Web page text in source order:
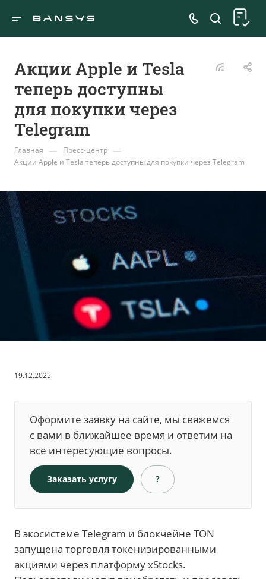
Акции Apple и Tesla
теперь доступны
для покупки через
Telegram
Главная — Пресс-центр —
Акции Apple и Tesla теперь доступны для покупки через Telegram
19.12.2025
Оформите заявку на сайте, мы свяжемся
с вами в ближайшее время и ответим на
все интересующие вопросы.
Заказать услугу ?
В экосистеме Telegram и блокчейне TON
запущена торговля токенизированными
акциями через платформу xStocks.